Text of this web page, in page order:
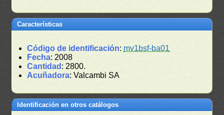
Características
Código de identificación: mv1bsf-ba01
Fecha: 2008
Cantidad : 2800.
Acuñadora: Valcambi SA
Identificación en otros catálogos